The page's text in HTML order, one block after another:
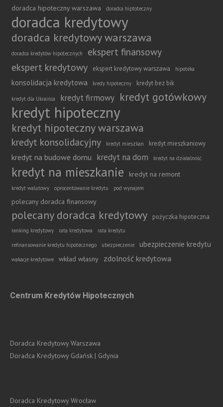
doradca hipoteczny warszawa doradca hiptoteczny
doradca kredytowy
doradca kredytowy warszawa
doradca kredytów hipotecznych
ekspert finansowy
ekspert kredytowy
ekspert kredytowy warszawa hipoteka
konsolidacja kredytowa kredy hipoteczny kredyt bez bik
kredyt dla Ukraińca kredyt firmowy kredyt gotówkowy
kredyt hipoteczny
kredyt hipoteczny warszawa
kredyt konsolidacyjny kredyt mieszkan kredyt mieszkaniowy
kredyt na budowe domu kredyt na dom kredyt na działalność
kredyt na mieszkanie kredyt na remont
kredyt walutowy oprocentowanie kredytu pod wynajem
polecany doradca finansowy
polecany doradca kredytowy pożyczka hipoteczna
ranking kredytowy rata kredytowa rata kredytu
refinansowanie kredytu hipotecznego ubezpieczenie ubezpieczenie kredytu
wakacje kredytowe wkład własny zdolność kredytowa
Centrum Kredytów Hipotecznych
Doradca Kredytowy Warszawa
Doradca Kredytowy Gdańsk | Gdynia
Doradca Kredytowy Wrocław